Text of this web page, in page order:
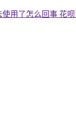
用了怎么回事 花